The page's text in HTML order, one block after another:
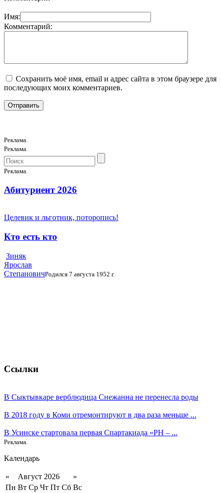
Имя:
Комментарий:
Сохранить моё имя, email и адрес сайта в этом браузере для
последующих моих комментариев.
Реклама.
Реклама.
Реклама.
Абитуриент 2026
Целевик и льготник, поторопись!
Кто есть кто
Зиняк
Ярослав
СтепановичРодился 7 августа 1952 г.
Ссылки
В Сыктывкаре верблюдица Снежанна не перенесла роды
В 2018 году в Коми отремонтируют в два раза меньше ...
В Усинске стартовала первая Спартакиада «РН – ...
Реклама.
Календарь
« Август 2026
»
Пн Вт Ср Чт Пт Сб Вс